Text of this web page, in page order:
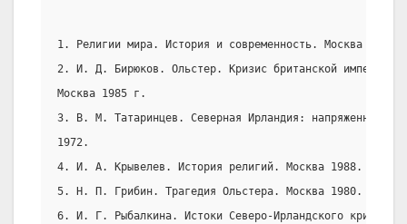
1. Религии мира. История и современность. Москва 1990
2. И. Д. Бирюков. Ольстер. Кризис британской
Москва 1985 г.
3. В. М. Татаринцев. Северная Ирландия: напряженность
1972.
4. И. А. Крывелев. История религий. Москва 1988.
5. Н. П. Грибин. Трагедия Ольстера. Москва 1980.
6. И. Г. Рыбалкина. Истоки Северо-Ирландского кризиса.